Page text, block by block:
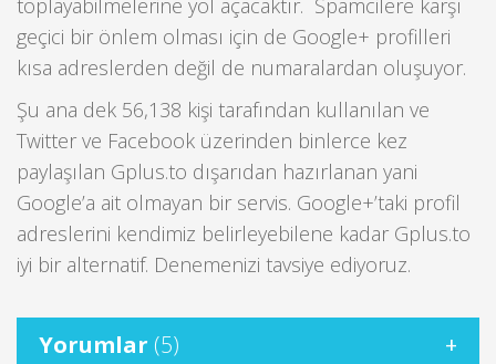
toplayabilmelerine yol açacaktır. Spamcilere karşı
geçici bir önlem olması için de Google+ profilleri
kısa adreslerden değil de numaralardan oluşuyor.
Şu ana dek 56,138 kişi tarafından kullanılan ve
Twitter ve Facebook üzerinden binlerce kez
paylaşılan Gplus.to dışarıdan hazırlanan yani
Google’a ait olmayan bir servis. Google+’taki profil
adreslerini kendimiz belirleyebilene kadar Gplus.to
iyi bir alternatif. Denemenizi tavsiye ediyoruz.
Yorumlar (5)